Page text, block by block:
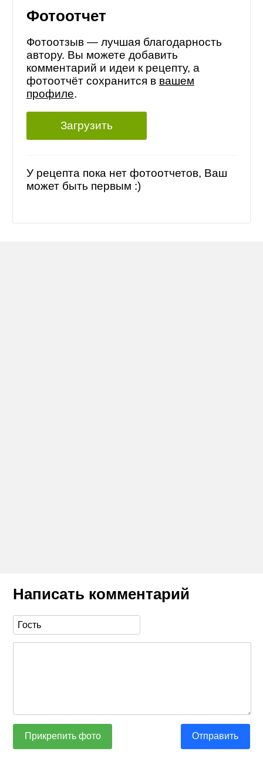
Фотоотчет
Фотоотзыв — лучшая благодарность
автору. Вы можете добавить
комментарий и идеи к рецепту, а
фотоотчёт сохранится в вашем
профиле.
Загрузить
У рецепта пока нет фотоотчетов, Ваш
может быть первым :)
Написать комментарий
Прикрепить фото Отправить